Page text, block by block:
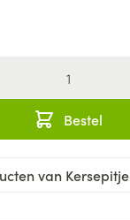
Bestel
van Kersepitje